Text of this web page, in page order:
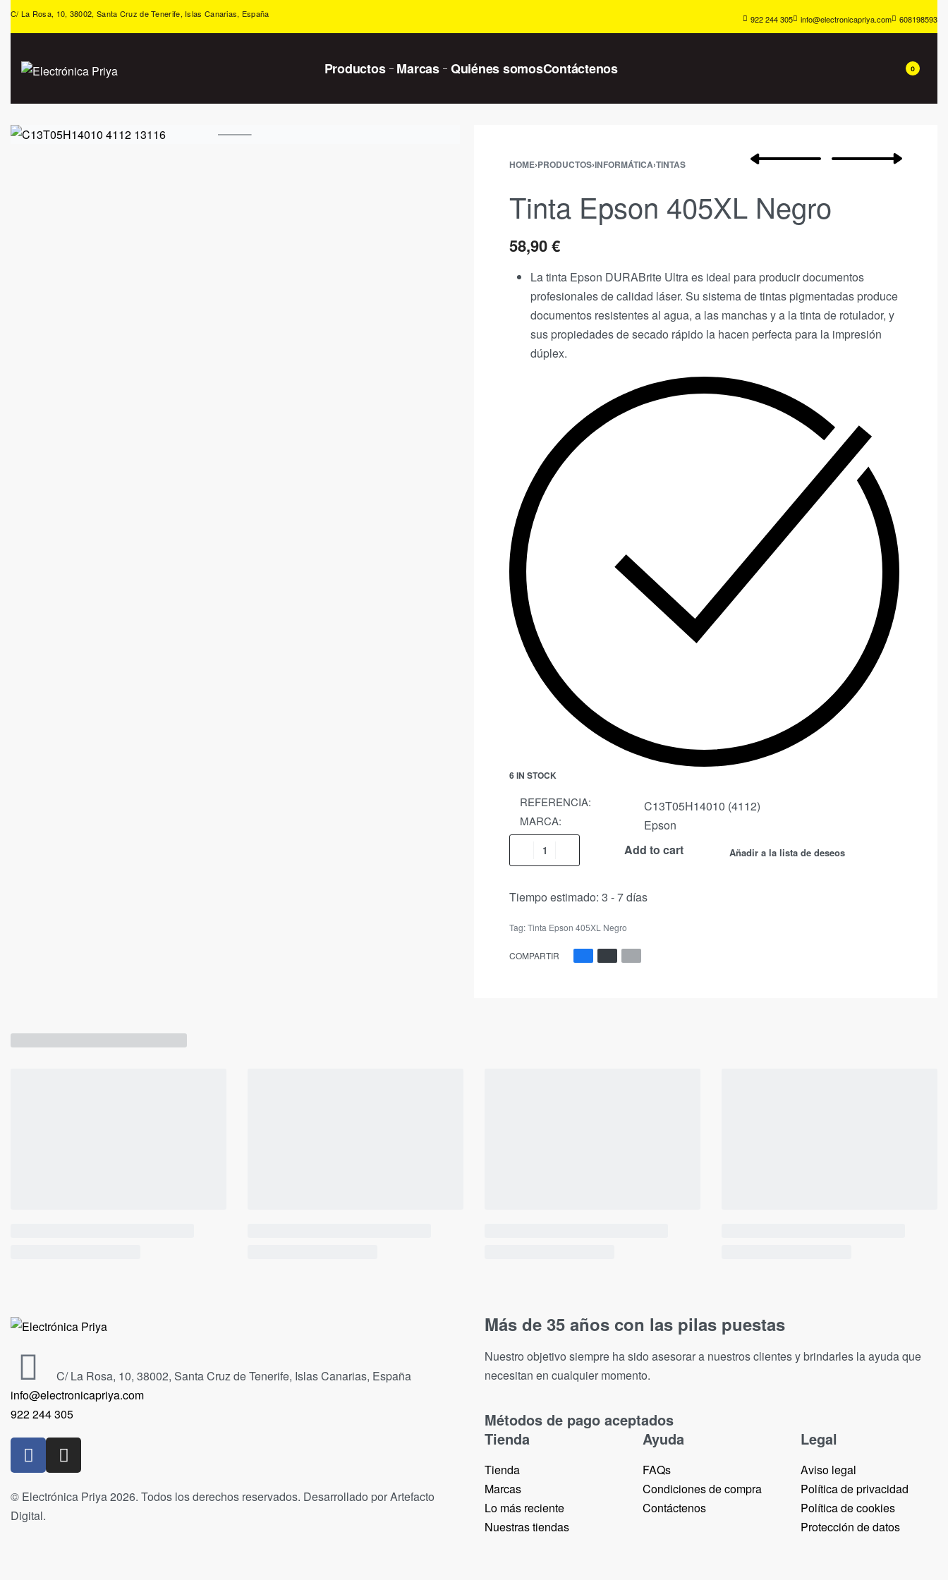
C/ La Rosa, 10, 38002, Santa Cruz de Tenerife, Islas Canarias, España 922 244 305 info@electronicapriya.com 608198593
Productos Marcas Quiénes somosContáctenos 0
HOME›PRODUCTOS›INFORMÁTICA›TINTAS
Tinta Epson 405XL Negro
58,90€
La tinta Epson DURABrite Ultraes ideal para producir documentos
profesionales de calidad láser. Su sistema de tintas pigmentadas produce
documentos resistentes al agua, a las manchas y a la tinta de rotulador, y
sus propiedades de secado rápido la hacen perfecta para la impresión
dúplex.
6 IN STOCK
REFERENCIA: C13T05H14010 (4112)
MARCA:
Epson
Add to cart
Añadir a la lista de deseos
Tiempo estimado: 3 - 7 días
Tag:Tinta Epson 405XL Negro
COMPARTIR
C/ La Rosa, 10, 38002, Santa Cruz de Tenerife, Islas Canarias, España
info@electronicapriya.com
922 244 305
© Electrónica Priya 2026. Todos los derechos reservados. Desarrollado por Artefacto
Digital.
Más de 35 años con las pilas puestas
Nuestro objetivo siempre ha sido asesorar a nuestros clientes y brindarles la ayuda que
necesitan en cualquier momento.
Métodos de pago aceptados
Tienda
Tienda
Marcas
Lo más reciente​
Nuestras tiendas​
Ayuda
FAQs
Condiciones de compra
Contáctenos
Legal
Aviso legal
Política de privacidad
Política de cookies
Protección de datos